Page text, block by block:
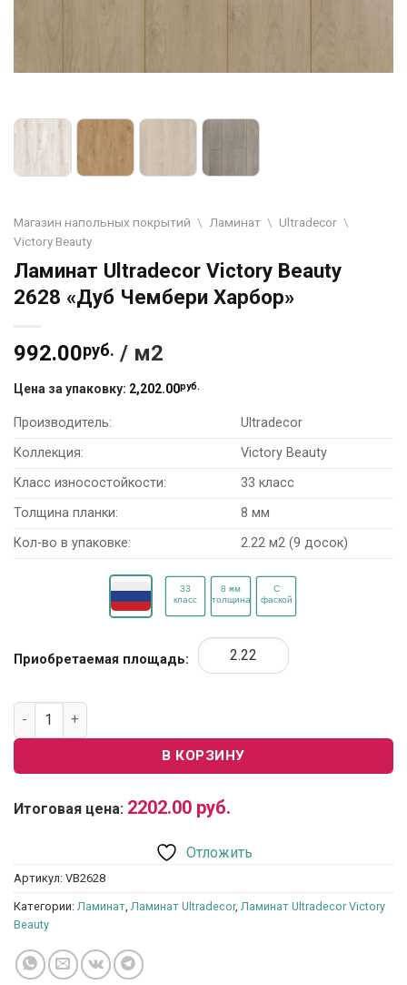
Магазин напольных покрытий \ Ламинат \ Ultradecor \
Victory Beauty
Ламинат Ultradecor Victory Beauty
2628 «Дуб Чембери Харбор»
992.00руб. / м2
Цена за упаковку: 2,202.00руб.
Производитель:
Ultradecor
Коллекция:
Victory Beauty
Класс износостойкости:
33 класс
Толщина планки:
8 мм
Кол-во в упаковке:
2.22 м2 (9 досок)
Приобретаемая площадь:
Количество товара Ламинат Ultradecor Victory Beauty
В КОРЗИНУ
Итоговая цена: 2202.00 руб.
Отложить
Артикул: VB2628
Категории: Ламинат Ламинат Ultradecor, Ламинат Ultradecor Victory
Beauty